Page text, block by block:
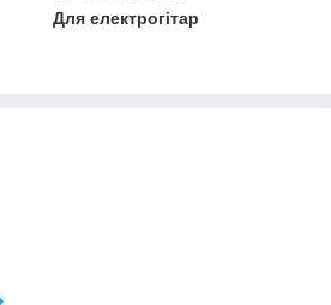
Для електрогітар